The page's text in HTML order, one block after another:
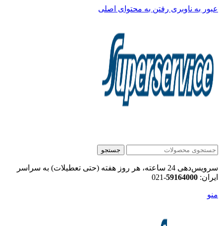
عبور به ناوبری رفتن به محتوای اصلی
جستجو
سرویس‌دهی 24 ساعته، هر روز هفته (حتی تعطیلات) به سراسر
ایران: 59164000
-021
منو